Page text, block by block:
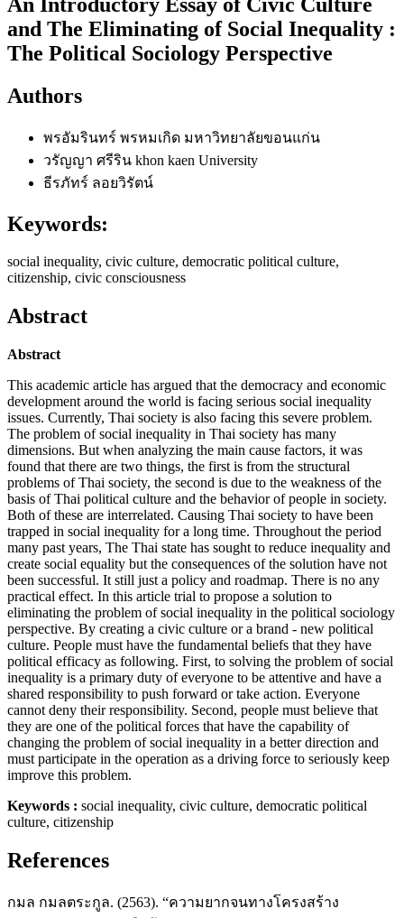
and The Eliminating of Social Inequality :
The Political Sociology Perspective
Authors
พรอัมรินทร์ พรหมเกิด มหาวิทยาลัยขอนแก่น
วรัญญา ศรีริน khon kaen University
ธีรภัทร์ ลอยวิรัตน์
Keywords:
social inequality, civic culture, democratic political culture,
citizenship, civic consciousness
Abstract
Abstract
This academic article has argued that the democracy and economic
development around the world is facing serious social inequality
issues. Currently, Thai society is also facing this severe problem.
The problem of social inequality in Thai society has many
dimensions. But when analyzing the main cause factors, it was
found that there are two things, the first is from the structural
problems of Thai society, the second is due to the weakness of the
basis of Thai political culture and the behavior of people in society.
Both of these are interrelated. Causing Thai society to have been
trapped in social inequality for a long time. Throughout the period
many past years, The Thai state has sought to reduce inequality and
create social equality but the consequences of the solution have not
been successful. It still just a policy and roadmap. There is no any
practical effect. In this article trial to propose a solution to
eliminating the problem of social inequality in the political sociology
perspective. By creating a civic culture or a brand - new political
culture. People must have the fundamental beliefs that they have
political efficacy as following. First, to solving the problem of social
inequality is a primary duty of everyone to be attentive and have a
shared responsibility to push forward or take action. Everyone
cannot deny their responsibility. Second, people must believe that
they are one of the political forces that have the capability of
changing the problem of social inequality in a better direction and
must participate in the operation as a driving force to seriously keep
improve this problem.
Keywords : social inequality, civic culture, democratic political
culture, citizenship
References
กมล กมลตระกูล. (2563). “ความยากจนทางโครงสร้าง